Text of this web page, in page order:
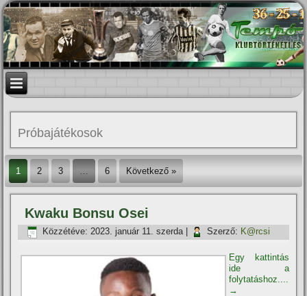
Próbajátékosok
1 2 3 … 6 Következő »
Kwaku Bonsu Osei
Közzétéve: 2023. január 11. szerda| Szerző: K@rcsi
Egy kattintás
ide a
folytatáshoz....
→